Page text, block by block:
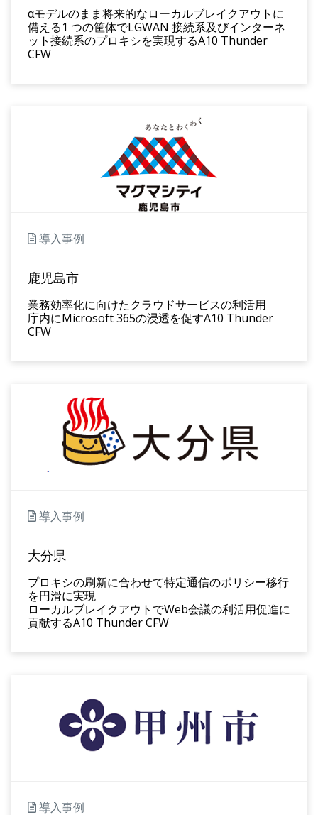
αモデルのまま将来的なローカルブレイクアウトに
備える1 つの筐体でLGWAN 接続系及びインターネ
ット接続系のプロキシを実現するA10 Thunder
CFW
導入事例
鹿児島市
業務効率化に向けたクラウドサービスの利活用
庁内にMicrosoft 365の浸透を促すA10 Thunder
CFW
導入事例
大分県
プロキシの刷新に合わせて特定通信のポリシー移行
を円滑に実現
ローカルブレイクアウトでWeb会議の利活用促進に
貢献するA10 Thunder CFW
導入事例